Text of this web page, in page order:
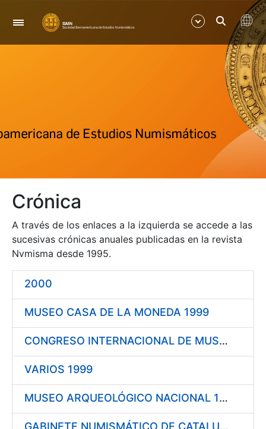
Navegació
Mostra/Amaga
Mostra/Amaga
Mostra/Amaga
Mostra/Amaga
Crónica
A través de los enlaces a la izquierda se accede a las
sucesivas crónicas anuales publicadas en la revista
Nvmisma desde 1995.
2000
MUSEO CASA DE LA MONEDA 1999
CONGRESO INTERNACIONAL DE MUSEOLOGÍA DEL DINERO 1999
VARIOS 1999
MUSEO ARQUEOLÓGICO NACIONAL 1999
GABINETE NUMISMÁTICO DE CATALUÑA 1999